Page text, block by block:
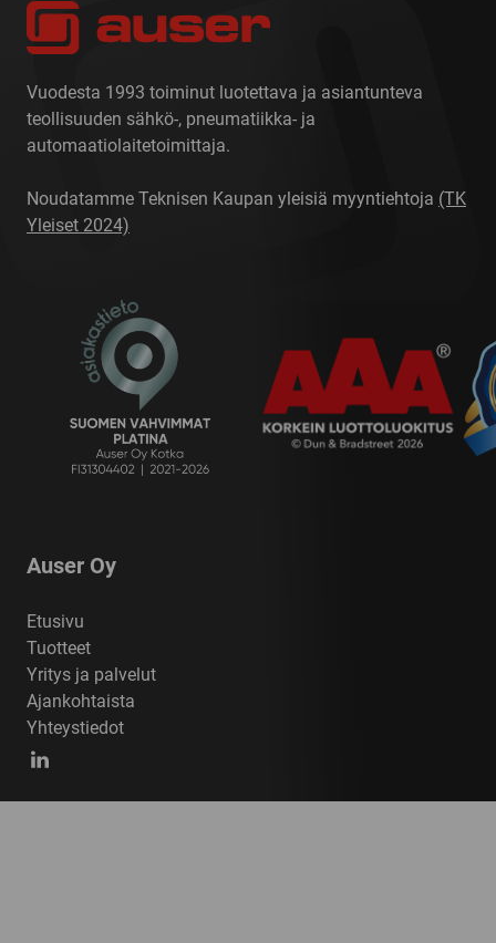
Vuodesta 1993 toiminut luotettava ja asiantunteva
teollisuuden sähkö-, pneumatiikka- ja
automaatiolaitetoimittaja.
Noudatamme Teknisen Kaupan yleisiä myyntiehtoja (TK
Yleiset 2024)
Auser Oy
Etusivu
Tuotteet
Yritys ja palvelut
Ajankohtaista
Yhteystiedot